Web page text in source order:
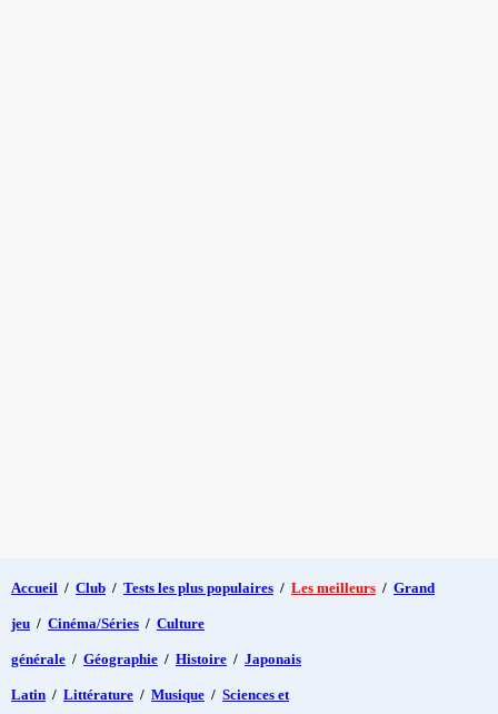
Accueil / Club / Tests les plus populaires / Les meilleurs / Grand
jeu / Cinéma/Séries / Culture
générale / Géographie / Histoire / Japonais
Latin / Littérature / Musique / Sciences et